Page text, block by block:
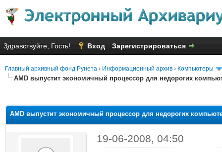
Здравствуйте, Гость! Вход Зарегистрироваться
Главный архивный фонд Рунета › Информационный архив › Компьютеры
AMD выпустит экономичный процессор для недорогих
AMD выпустит экономичный процессор для недорогих
19-06-2008, 04:50